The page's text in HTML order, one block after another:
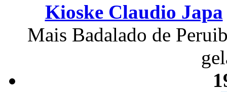
Kioske Claudio Japa
Mais Badalado de